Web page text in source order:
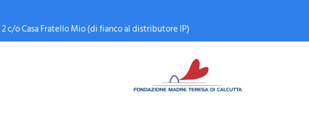
c/o Casa Fratello Mio (di fianco al distributore IP)